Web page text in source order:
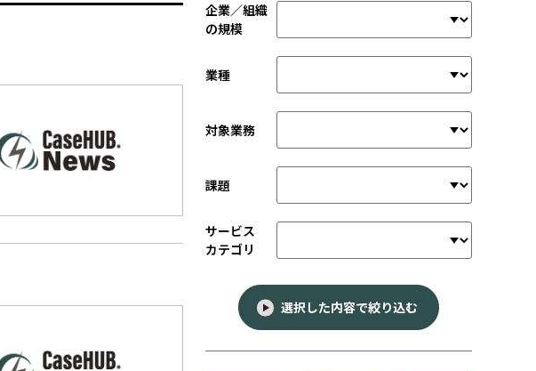
企業／組織
の規模
業種
対象業務
課題
サービス
カテゴリ
選択した内容で絞り込む